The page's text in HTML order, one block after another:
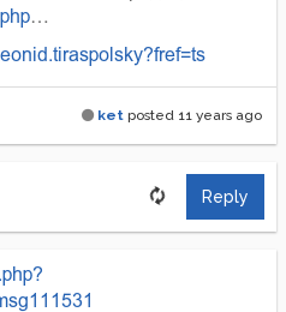
…
ket posted 11 years ago
Reply